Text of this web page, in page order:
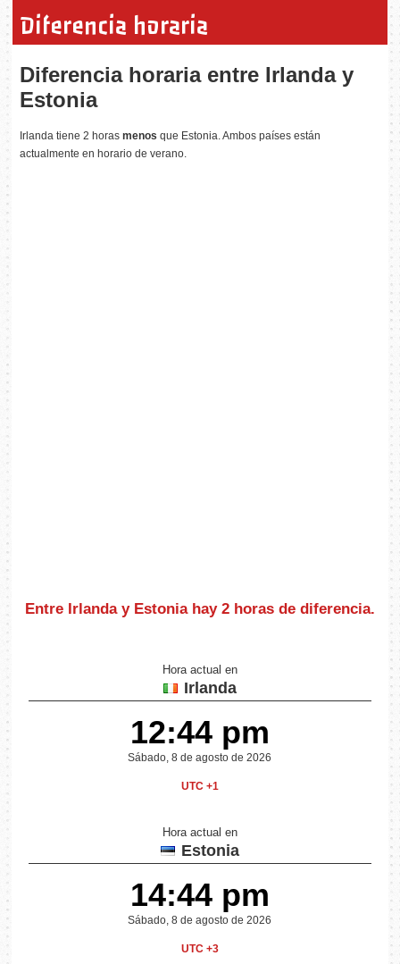
Diferencia horaria
Diferencia horaria entre Irlanda y
Estonia
Irlanda tiene 2 horasmenos que Estonia. Ambos países están
actualmente en horario de verano.
Entre Irlanda y Estonia hay 2 horas de diferencia.
Hora actual en
Irlanda
12:44 pm
Sábado, 8 de agosto de 2026
UTC +1
Hora actual en
Estonia
14:44 pm
Sábado, 8 de agosto de 2026
UTC +3